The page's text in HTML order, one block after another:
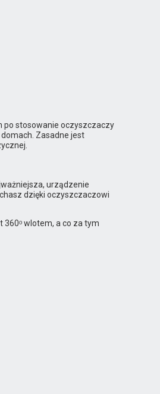
po stosowanie oczyszczaczy
Zasadne jest
urządzenie
dzięki oczyszczaczowi
360ᵒ wlotem, a co za tym